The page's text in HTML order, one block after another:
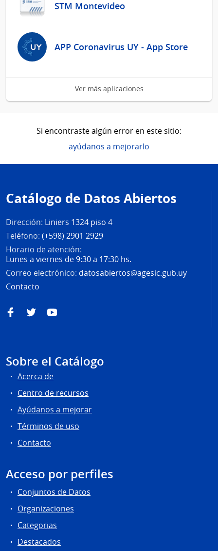
STM Montevideo
APP Coronavirus UY - App Store
Ver más aplicaciones
Si encontraste algún error en este sitio:
ayúdanos a mejorarlo
de
página
Catálogo de Datos Abiertos
Dirección: Liniers 1324 piso 4
Teléfono: (+598) 2901 2929
Horario de atención:
Lunes a viernes de 9:30 a 17:30 hs.
Correo electrónico: datosabiertos@agesic.gub.uy
Contacto
FacebookTwitterYouTube
Sobre el Catálogo
Acerca de
Centro de recursos
Ayúdanos a mejorar
Términos de uso
Contacto
Acceso por perfiles
Conjuntos de Datos
Organizaciones
Categorias
Destacados